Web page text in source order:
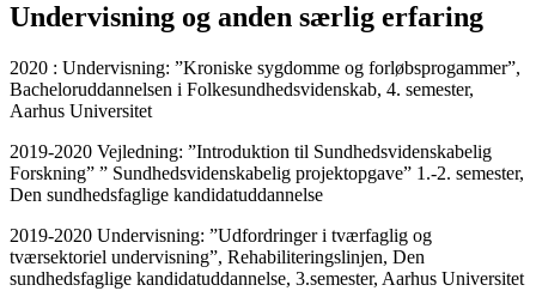
Undervisning og anden særlig erfaring
2020 : Undervisning: ”Kroniske sygdomme og forløbsprogammer”,
Bacheloruddannelsen i Folkesundhedsvidenskab, 4. semester,
Aarhus Universitet
2019-2020 Vejledning: ”Introduktion til Sundhedsvidenskabelig
Forskning” ” Sundhedsvidenskabelig projektopgave” 1.-2. semester,
Den sundhedsfaglige kandidatuddannelse
2019-2020 Undervisning: ”Udfordringer i tværfaglig og
tværsektoriel undervisning”, Rehabiliteringslinjen, Den
sundhedsfaglige kandidatuddannelse, 3.semester, Aarhus Universitet